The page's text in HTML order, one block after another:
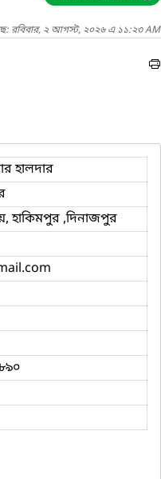
রবিবার, ২ আগস্ট, ২০২৬ এ ১১:২৩ AM
হালদার
হাকিমপুর ,দিনাজপুর